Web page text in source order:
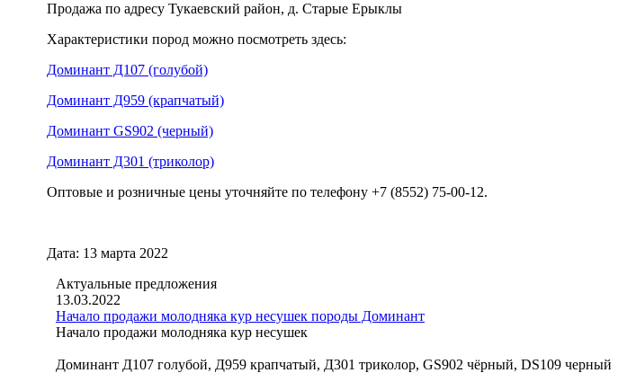
Продажа по адресу Тукаевский район, д. Старые Ерыклы
Характеристики пород можно посмотреть здесь:
Доминант Д107 (голубой)
Доминант Д959 (крапчатый)
Доминант GS902 (черный)
Доминант Д301 (триколор)
Оптовые и розничные цены уточняйте по телефону +7 (8552) 75-00-12.
Дата: 13 марта 2022
Актуальные предложения
13.03.2022
Начало продажи молодняка кур несушек породы Доминант
Начало продажи молодняка кур несушек
Доминант Д107 голубой, Д959 крапчатый, Д301 триколор, GS902 чёрный, DS109 черный